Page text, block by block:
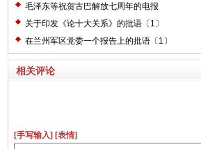
毛泽东等祝贺古巴解放七周年的电报
关于印发《论十大关系》的批语〔1〕
在兰州军区党委一个报告上的批语〔1〕
相关评论
[手写输入] [表情]